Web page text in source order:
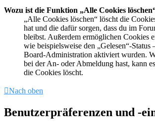
Wozu ist die Funktion „Alle Cookies
„Alle Cookies löschen“ löscht die
hat und die dafür sorgen, dass du im
bleibst. Außerdem ermöglichen Cookies
wie beispielsweise den „Gelesen“-Status
Board-Administration aktiviert wurden.
bei der An- oder Abmeldung hast, kann
die Cookies löscht.
Nach oben
Benutzerpräferenzen und -